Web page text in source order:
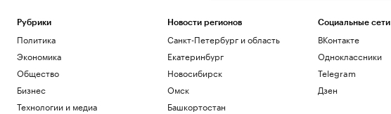
Рубрики
Политика
Экономика
Общество
Бизнес
Технологии и медиа
Новости регионов
Санкт-Петербург и область
Екатеринбург
Новосибирск
Омск
Башкортостан
Социальные сети
ВКонтакте
Одноклассники
Telegram
Дзен